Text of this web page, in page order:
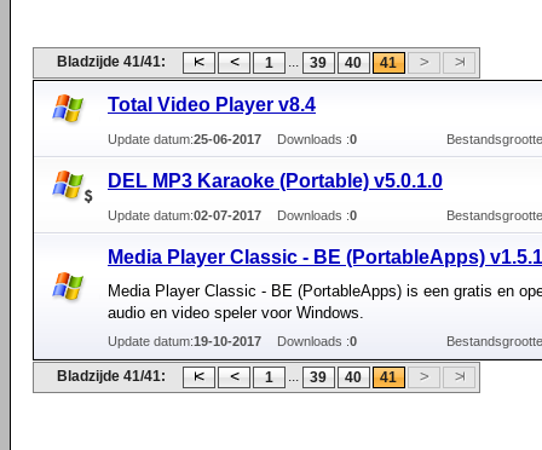
Bladzijde 41/41: 1 ... 39 40 41
Total Video Player v8.4
Update datum:25-06-2017 Downloads :0
DEL MP3 Karaoke (Portable) v5.0.1.0
Update datum:02-07-2017 Downloads :0
Media Player Classic - BE (PortableApps) v1.5.1
Media Player Classic - BE (PortableApps) is een gratis en
audio en video speler voor Windows.
Update datum:19-10-2017 Downloads :0
Bladzijde 41/41: 1 ... 39 40 41